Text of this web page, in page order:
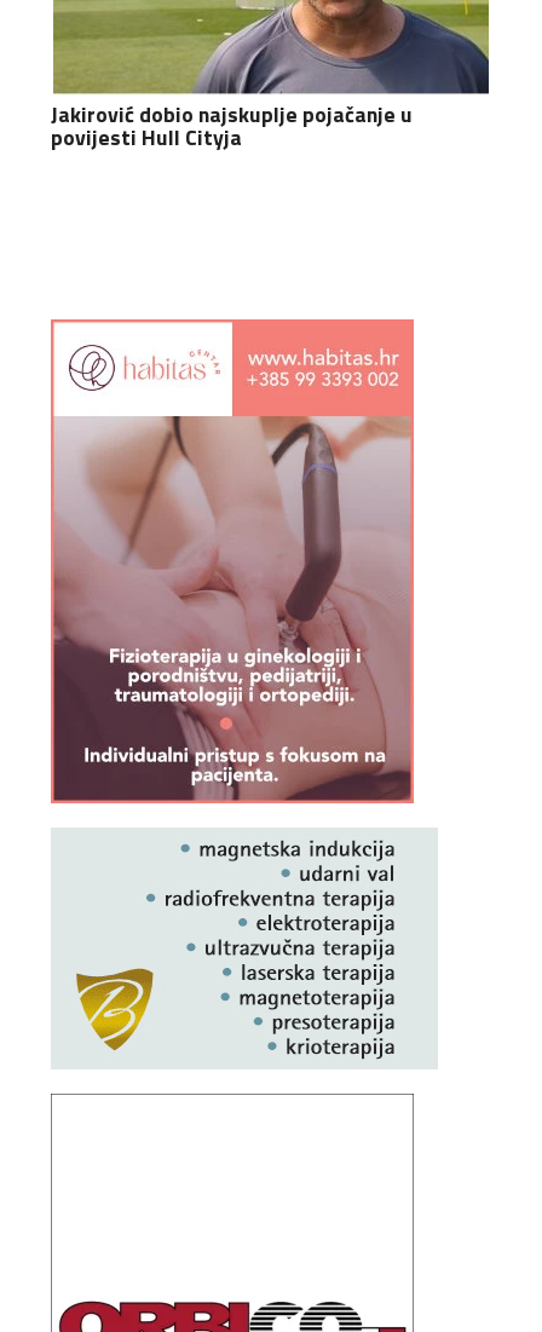
Jakirović dobio najskuplje pojačanje u
povijesti Hull Cityja